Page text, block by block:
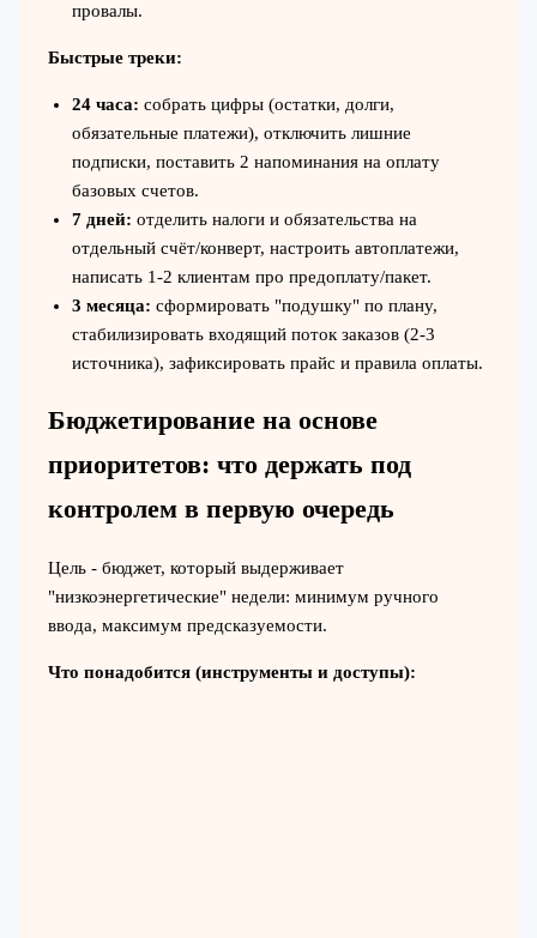
провалы.
Быстрые треки:
24 часа: собрать цифры (остатки, долги,
обязательные платежи), отключить лишние
подписки, поставить 2 напоминания на оплату
базовых счетов.
7 дней: отделить налоги и обязательства на
отдельный счёт/конверт, настроить автоплатежи,
написать 1-2 клиентам про предоплату/пакет.
3 месяца: сформировать "подушку" по плану,
стабилизировать входящий поток заказов (2-3
источника), зафиксировать прайс и правила оплаты.
Бюджетирование на основе
приоритетов: что держать под
контролем в первую очередь
Цель - бюджет, который выдерживает
"низкоэнергетические" недели: минимум ручного
ввода, максимум предсказуемости.
Что понадобится (инструменты и доступы):